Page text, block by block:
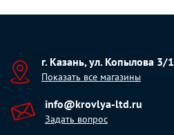
г. Казань, ул. Копылова 3/1
Показать все магазины
info@krovlya-ltd.ru
Задать вопрос